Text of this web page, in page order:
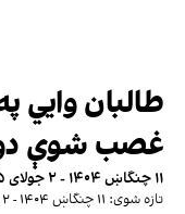
غصب شوې
۱۱ چنگاښ ۱۴۰۴ - ۲ جولای ۲۰۲۵، ۱۱:۴۷ GMT+۱
تازه شوی: ۱۱ چنگاښ ۱۴۰۴ - ۲ جولای ۲۰۲۵، ۱۳:۵۳ GMT+۱